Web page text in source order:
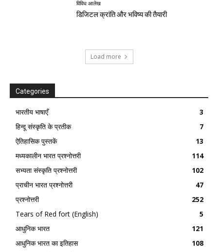
विविध आलेख
डिजिटल क्रांति और भविष्य की तैयारी
Load more
Categories
भारतीय भाषाएँ
3
हिन्दू संस्कृति के प्रतीक
7
ऐतिहासिक पुस्तकें
13
मध्यकालीन भारत प्रश्नोत्तरी
114
सभ्यता संस्कृति प्रश्नोत्तरी
102
प्राचीन भारत प्रश्नोत्तरी
47
प्रश्नोत्तरी
252
Tears of Red fort (English)
5
आधुनिक भारत
121
आधुनिक भारत का इतिहास
108